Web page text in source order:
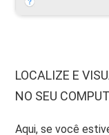
LOCALIZE E
NO SEU
Aqui, se você